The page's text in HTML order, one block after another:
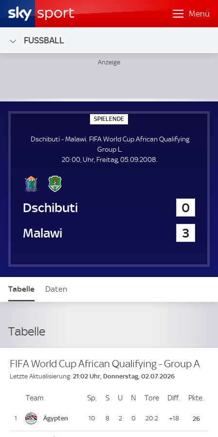
Menü
FUSSBALL
SPIELENDE
P
E
N
Dschibuti - Malawi. FIFA World Cup African Qualifying
Group L.
20:00, Uhr, Freitag, 05.09.2008.
Dschibuti
0
Malawi
3
Tabelle Daten
Tabelle
FIFA World Cup African Qualifying - Group A
Letzte Aktualisierung: 21:02 Uhr, Donnerstag, 02.07.2026
PlatzTeam Sp. Spiele
SSiege
U Unentschieden
N Niederlagen
Tore ToreDiff. Differenz
Pkte.
1 Ägypten 10 8 2 0 20:2 +18 26